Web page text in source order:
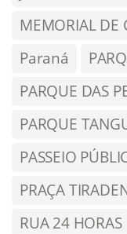
MEMORIAL DE
Paraná
PARQUE DAS
PARQUE
PASSEIO
PRAÇA
RUA 24 HORAS